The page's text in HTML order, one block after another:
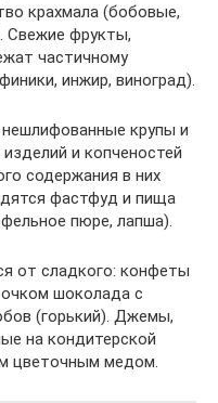
крахмала (бобовые,
Свежие фрукты,
частичному
инжир, виноград).
крупы и
и копченостей
содержания в них
фастфуд и пища
пюре, лапша).
от сладкого: конфеты
шоколада с
(горький). Джемы,
на кондитерской
цветочным медом.